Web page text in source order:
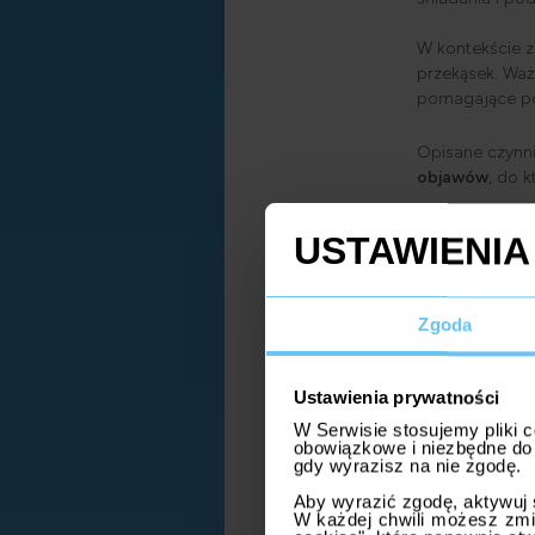
Zgoda
Ustawienia prywatności
W Serwisie stosujemy pliki
obowiązkowe i niezbędne
gdy wyrazisz na nie zgodę.
Aby wyrazić zgodę, aktywuj
W każdej chwili możesz
W kontekście
przekąsek.
pomagające
Opisane
objawów, do
bóle